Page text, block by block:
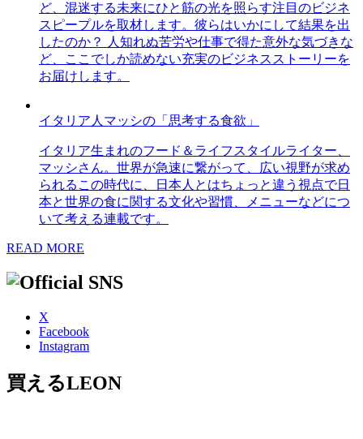
ど、混迷する未来にひと筋の光を照らす注目のビジネ
スピープルを取材します。彼らはいかにして結果を出
したのか？ 人知れぬ苦労や仕事で得た意外な気づきな
ど、ここでしか読めない充実のビジネスストーリーを
お届けします。
イタリア人マッシの「思考する食欲」
イタリア生まれのフード＆ライフスタイルライター、
マッシさん。世界が急速に繋がって、広い視野が求め
られるこの時代に、日本人とはちょっと違う視点で日
本と世界の食に関する文化や習慣、メニューなどにつ
いて考える連載です。
READ MORE
X
Facebook
Instagram
買えるLEON